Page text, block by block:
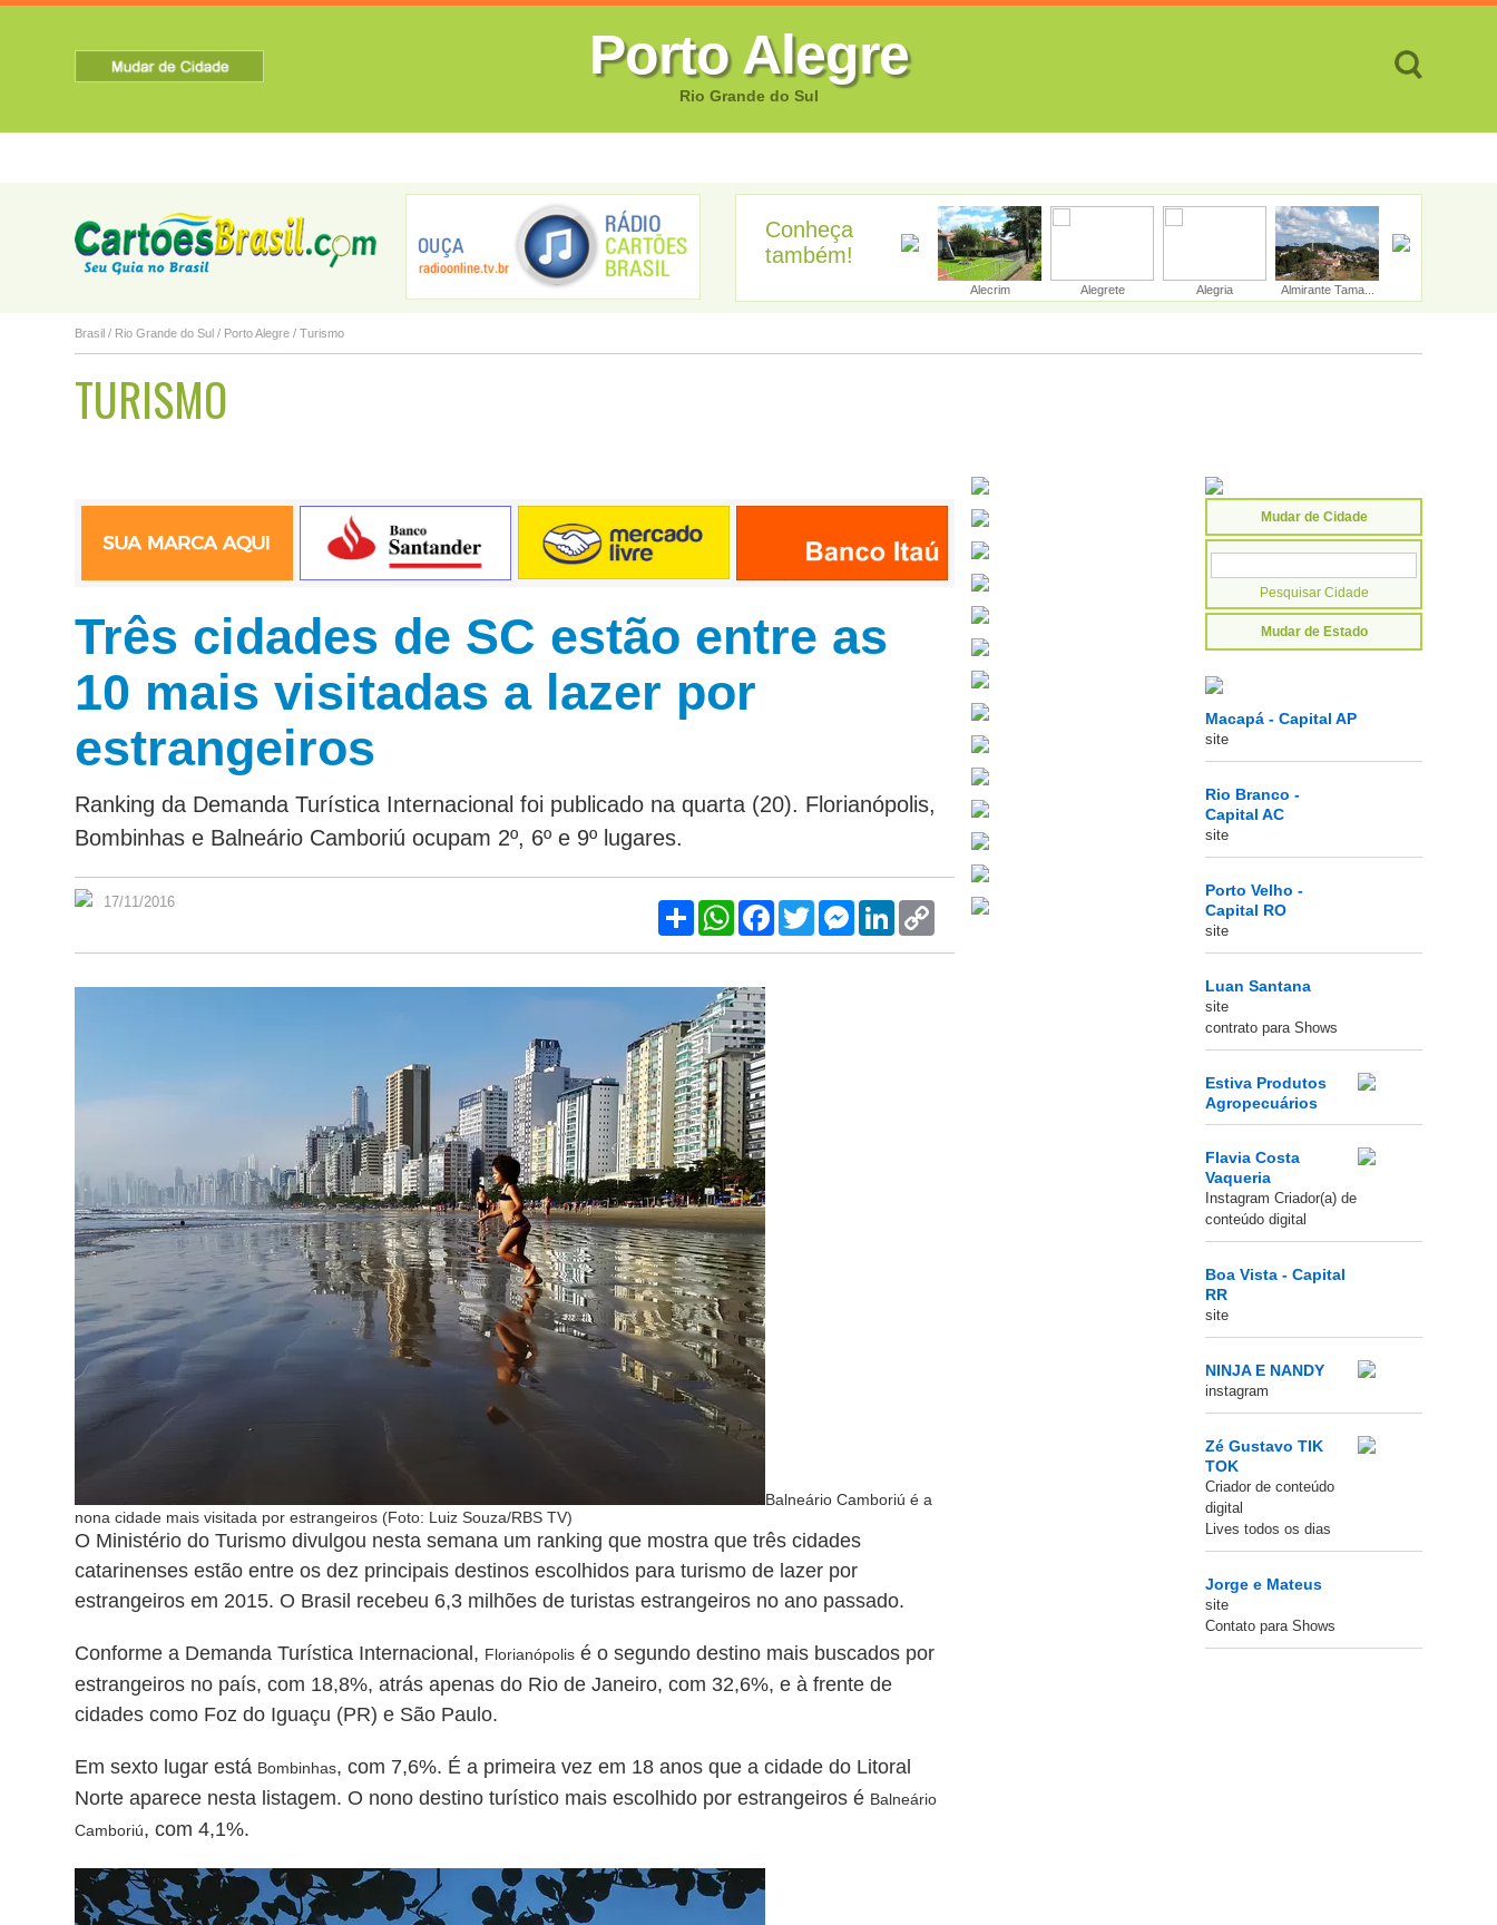
Porto Alegre
Rio Grande do Sul
Conheça
também!
Aceguá Alecrim Alegrete Alegria Almirante Tama...
Brasil / Rio Grande do Sul / Porto Alegre / Turismo
TURISMO
Três cidades de SC estão entre as
10 mais visitadas a lazer por
estrangeiros
Ranking da Demanda Turística Internacional foi publicado na quarta (20). Florianópolis,
Bombinhas e Balneário Camboriú ocupam 2º, 6º e 9º lugares.
17/11/2016 Share WhatsAppFacebook
TwitterMessenger
LinkedIn
Balneário Camboriú é a
nona cidade mais visitada por estrangeiros (Foto: Luiz Souza/RBS TV)
O Ministério do Turismo divulgou nesta semana um ranking que mostra que três cidades
catarinenses estão entre os dez principais destinos escolhidos para turismo de lazer por
estrangeiros em 2015. O Brasil recebeu 6,3 milhões de turistas estrangeiros no ano passado.
Conforme a Demanda Turística Internacional, Florianópolis é o segundo destino mais buscados por
estrangeiros no país, com 18,8%, atrás apenas do Rio de Janeiro, com 32,6%, e à frente de
cidades como Foz do Iguaçu (PR) e São Paulo.
Em sexto lugar está Bombinhas, com 7,6%. É a primeira vez em 18 anos que a cidade do Litoral
Norte aparece nesta listagem. O nono destino turístico mais escolhido por estrangeiros é Balneário
Camboriú, com 4,1%.
Mudar de Cidade
Mudar de Estado
Macapá - Capital AP
site
Rio Branco -
Capital AC
site
Porto Velho -
Capital RO
site
Luan Santana
site
contrato para Shows
Estiva Produtos
Agropecuários
Flavia Costa
Vaqueria
Instagram Criador(a) de
conteúdo digital
Boa Vista - Capital
RR
site
NINJA E NANDY
instagram
Zé Gustavo TIK
TOK
Criador de conteúdo
digital
Lives todos os dias
Jorge e Mateus
site
Contato para Shows